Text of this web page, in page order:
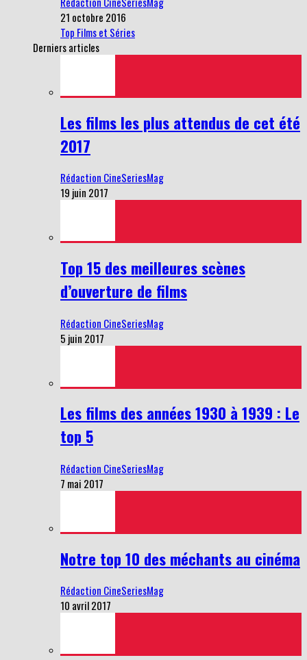
21 octobre 2016
Top Films et Séries
Derniers articles
Les films les plus attendus de cet été
2017
Rédaction CineSeriesMag
19 juin 2017
Top 15 des meilleures scènes
d’ouverture de films
Rédaction CineSeriesMag
5 juin 2017
Les films des années 1930 à 1939 : Le
top 5
Rédaction CineSeriesMag
7 mai 2017
Notre top 10 des méchants au cinéma
Rédaction CineSeriesMag
10 avril 2017